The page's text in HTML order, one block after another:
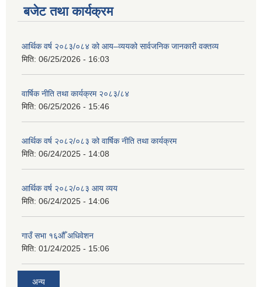
बजेट तथा कार्यक्रम
आर्थिक वर्ष २०८३/०८४ को आय–व्ययको सार्वजनिक जानकारी वक्तव्य
मिति: 06/25/2026 - 16:03
वार्षिक नीति तथा कार्यक्रम २०८३/८४
मिति: 06/25/2026 - 15:46
आर्थिक वर्ष २०८२/०८३ को वार्षिक नीति तथा कार्यक्रम
मिति: 06/24/2025 - 14:08
आर्थिक वर्ष २०८२/०८३ आय व्यय
मिति: 06/24/2025 - 14:06
गाउँ सभा १६औँ अधिवेशन
मिति: 01/24/2025 - 15:06
अन्य